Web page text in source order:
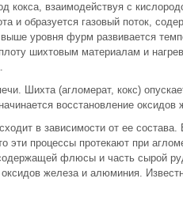
кокса, взаимодействуя с
и образуется газовый поток,
уровня фурм развивается
шихтовым материалам и
Шихта (агломерат, кокс)
восстановление оксидов
в зависимости от ее
эти процессы протекают при
флюсы и часть сырой
железа и алюминия.